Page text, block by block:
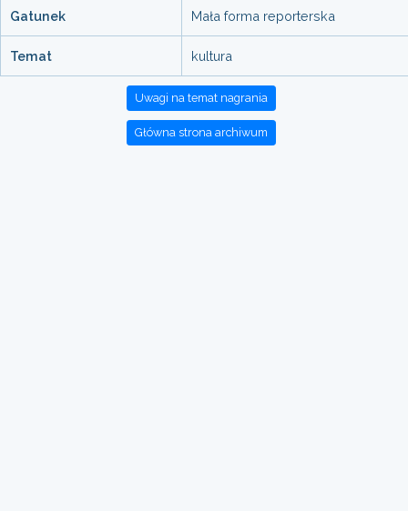
Gatunek Mała forma reporterska
Temat kultura
Uwagi na temat nagrania
Główna strona archiwum